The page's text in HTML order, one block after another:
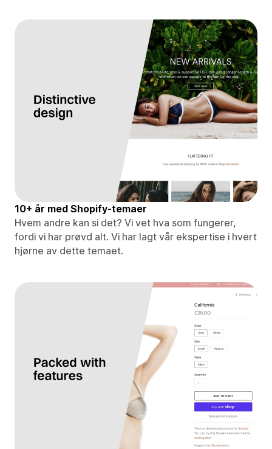
10+ år med Shopify-temaer
Hvem andre kan si det? Vi vet hva som fungerer,
fordi vi har prøvd alt. Vi har lagt vår ekspertise i hvert
hjørne av dette temaet.